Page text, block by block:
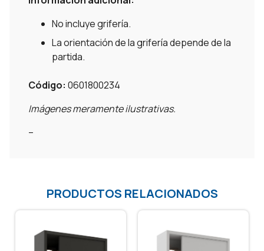
No incluye grifería.
La orientación de la grifería depende de la
partida.
Código: 0601800234
Imágenes meramente ilustrativas.
–
PRODUCTOS RELACIONADOS